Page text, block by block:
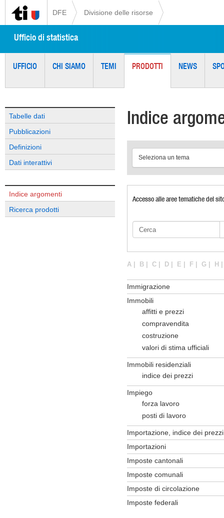
DFE Divisione delle risorse
Ufficio di statistica
UFFICIO CHI SIAMO TEMI PRODOTTI NEWS
Tabelle dati
Pubblicazioni
Definizioni
Dati interattivi
Indice argomenti
Ricerca prodotti
Indice
Seleziona un tema
Accesso alle aree tematiche del
A B C D E F G H
Immigrazione
Immobili
affitti e prezzi
compravendita
costruzione
valori di stima ufficiali
Immobili residenziali
indice dei prezzi
Impiego
forza lavoro
posti di lavoro
Importazione, indice dei prezzi
Importazioni
Imposte cantonali
Imposte comunali
Imposte di circolazione
Imposte federali